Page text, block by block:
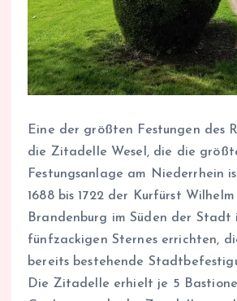
Eine der größten Festungen des
die Zitadelle Wesel, die die
Festungsanlage am Niederrhein
1688 bis 1722 der Kurfürst
Brandenburg im Süden der Stadt
fünfzackigen Sternes errichten,
bereits bestehende
Die Zitadelle erhielt je 5